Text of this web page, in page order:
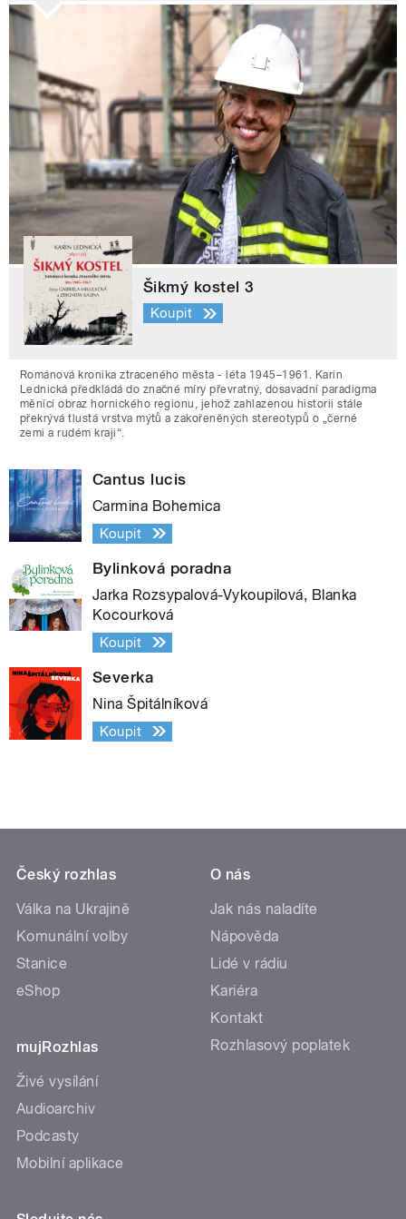
Šikmý kostel 3
Koupit
Románová kronika ztraceného města - léta 1945–1961. Karin
Lednická předkládá do značné míry převratný, dosavadní paradigma
měnící obraz hornického regionu, jehož zahlazenou historii stále
překrývá tlustá vrstva mýtů a zakořeněných stereotypů o „černé
zemi a rudém kraji“.
Cantus lucis
Carmina Bohemica
Koupit
Bylinková poradna
Jarka Rozsypalová-Vykoupilová, Blanka
Kocourková
Koupit
Severka
Nina Špitálníková
Koupit
Český rozhlas
Válka na Ukrajině
Komunální volby
Stanice
eShop
mujRozhlas
Živé vysílání
Audioarchiv
Podcasty
Mobilní aplikace
O nás
Jak nás naladíte
Nápověda
Lidé v rádiu
Kariéra
Kontakt
Rozhlasový poplatek